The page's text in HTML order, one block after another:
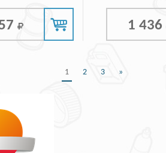
1 436
1 2 3 »